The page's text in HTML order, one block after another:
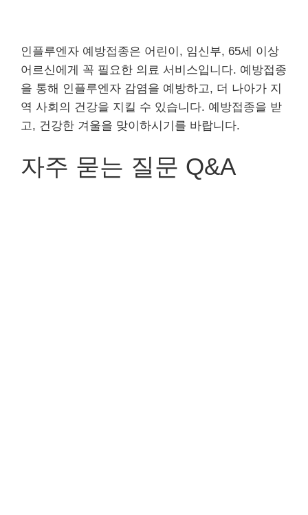
인플루엔자 예방접종은 어린이, 임신부, 65세 이상
어르신에게 꼭 필요한 의료 서비스입니다. 예방접종
을 통해 인플루엔자 감염을 예방하고, 더 나아가 지
역 사회의 건강을 지킬 수 있습니다. 예방접종을 받
고, 건강한 겨울을 맞이하시기를 바랍니다.
자주 묻는 질문 Q&A